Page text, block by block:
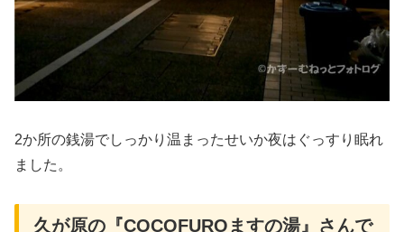
2か所の銭湯でしっかり温まったせいか夜はぐっすり眠れ
ました。
久が原の『COCOFUROますの湯』さんで